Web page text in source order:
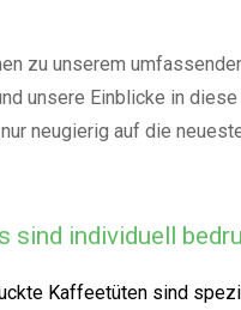
zu unserem
unsere Einblicke in
neugierig auf die
sind individuell
Kaffeetüten sind